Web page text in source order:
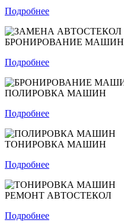
Подробнее
БРОНИРОВАНИЕ МАШИН
Подробнее
ПОЛИРОВКА МАШИН
Подробнее
ТОНИРОВКА МАШИН
Подробнее
РЕМОНТ АВТОСТЕКОЛ
Подробнее